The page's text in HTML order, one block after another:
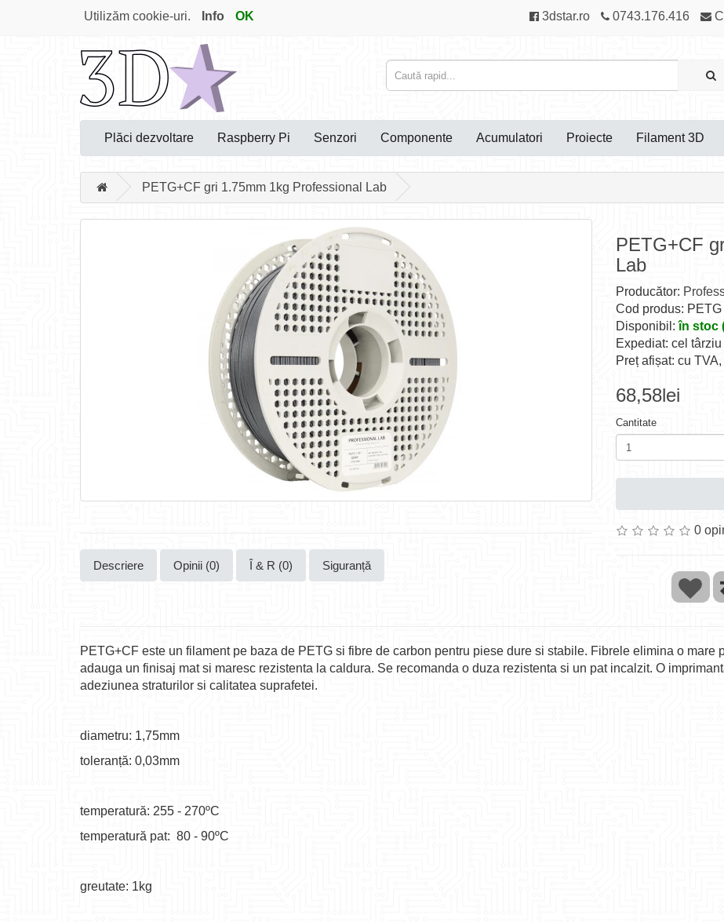
Utilizăm cookie-uri. Info OK 3dstar.ro 0743.176.416
Plăci dezvoltare Raspberry Pi Senzori Componente Acumulatori Proiecte Filament 3D
PETG+CF gri 1.75mm 1kg Professional Lab
Descriere Opinii (0) Î & R (0) Siguranță
PETG+CF
Lab
Producător:
Cod produs:
Disponibil:în stoc
Expediat: cel
Preț afișat: cu
68,58lei
Cantitate
0
PETG+CF este un filament pe baza de PETG si fibre de carbon pentru piese dure si stabile. Fibrele elimina o mare
adauga un finisaj mat si maresc rezistenta la caldura. Se recomanda o duza rezistenta si un pat incalzit. O
adeziunea straturilor si calitatea suprafetei.
diametru: 1,75mm
toleranță: 0,03mm
temperatură: 255 - 270ºC
temperatură pat: 80 - 90ºC
greutate: 1kg